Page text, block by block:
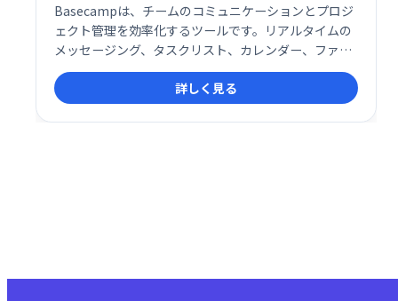
Basecampは、チームのコミュニケーションとプロジ
ェクト管理を効率化するツールです。リアルタイムの
メッセージング、タスクリスト、カレンダー、ファイ
ル共有機能により、チームメンバーは常に状況を把握
し、スムーズに連携できます。優先順位付けや期限管
理も容易になり、生産性の向上に貢献します。
詳しく見る